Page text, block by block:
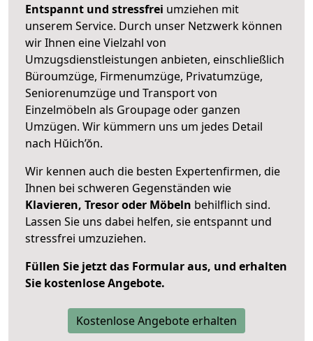
Entspannt und stressfrei umziehen mit
unserem Service. Durch unser Netzwerk können
wir Ihnen eine Vielzahl von
Umzugsdienstleistungen anbieten, einschließlich
Büroumzüge, Firmenumzüge, Privatumzüge,
Seniorenumzüge und Transport von
Einzelmöbeln als Groupage oder ganzen
Umzügen. Wir kümmern uns um jedes Detail
nach Hŭich’ŏn.
Wir kennen auch die besten Expertenfirmen, die
Ihnen bei schweren Gegenständen wie
Klavieren, Tresor oder Möbeln behilflich sind.
Lassen Sie uns dabei helfen, sie entspannt und
stressfrei umzuziehen.
Füllen Sie jetzt das Formular aus, und erhalten
Sie kostenlose Angebote.
Kostenlose Angebote erhalten